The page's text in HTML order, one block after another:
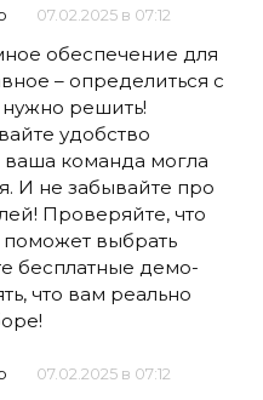
07.02.2025 в 07:12
обеспечение для
– определиться с
решить!
удобство
команда могла
И не забывайте про
Проверяйте, что
поможет выбрать
бесплатные демо-
что вам реально
07.02.2025 в 07:12